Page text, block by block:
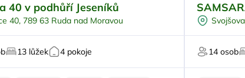
40 v podhůří Jeseníků
40, 789 63 Ruda nad Moravou
13 lůžek 4 pokoje
Koupací
Vyjížďky na
U lesa
14 osob